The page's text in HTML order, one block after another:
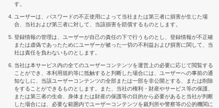
す。
ユーザーは、パスワードの不正使用によって当社または第三者に損害が生じた場
合、当社および第三者に対して、当該損害を賠償するものとします。
登録情報の管理は、ユーザーが自己の責任の下で行うものとし、登録情報が不正確
または虚偽であったためにユーザーが被った一切の不利益および損害に関して、当
社は責任を負わないものとします。
当社は本サービス内の全てのユーザーコンテンツを運営上の必要に応じて閲覧する
ことができ、本利用規約等に抵触すると判断した場合には、ユーザーへの事前の通
知なしに、当該ユーザーコンテンツの全部または一部を非公開とする、または削除
をすることができるものとします。また、当社の権利・財産やサービス等の保護、
または第三者の生命、身体または財産の保護等の目的から必要があると当社が判断
した場合には、必要な範囲内でユーザーコンテンツを裁判所や警察等の公的機関に